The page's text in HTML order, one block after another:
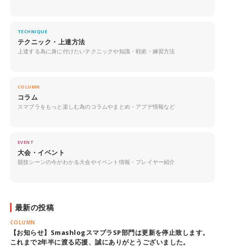
TECHNIQUE
テクニック・上達方法
上達する為に身に付けたいテクニックや知識・戦術・練習方法
COLUMN
コラム
スマブラをもっと楽しむ為のコラムやまとめ・アプデ情報など
EVENT
大会・イベント
競技シーンの今がわかる大会やイベント情報・プレイヤー紹介
最新の投稿
COLUMN
【お知らせ】SmashlogスマブラSP部門は更新を停止致します。
これまで2年半に渡る応援、誠にありがとうございました。